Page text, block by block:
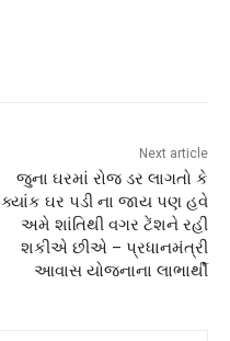
Next article
જુના ઘરમાં રોજ ડર લાગતો કે
ક્યાંક ઘર પડી ના જાય પણ હવે
અમે શાંતિથી વગર ટેંશને રહી
શકીએ છીએ – પ્રધાનમંત્રી
આવાસ યોજનાના લાભાર્થી